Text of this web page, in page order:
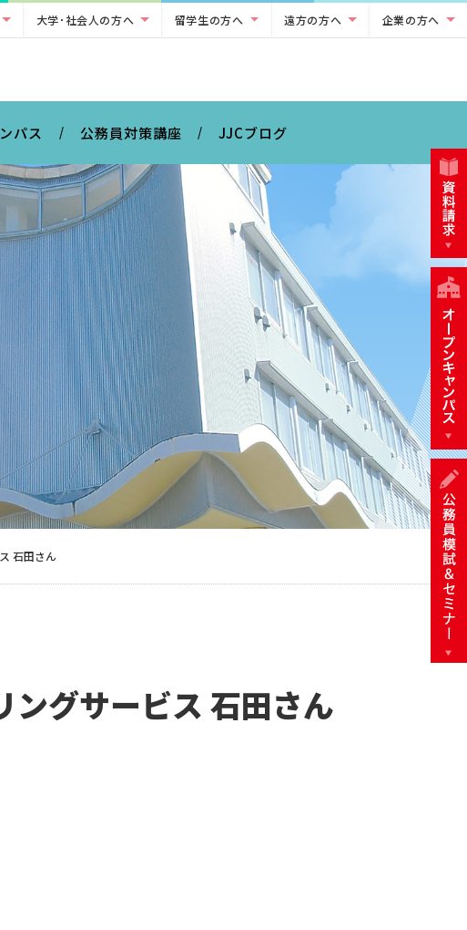
大学･社会人の方へ 留学生の方へ 遠方の方へ 企業の方へ
パス 公務員対策講座 JJCブログ
石田さん
ングサービス 石田さん